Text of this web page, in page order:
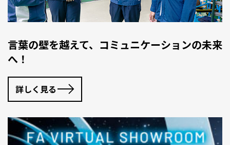
言葉の壁を越えて、コミュニケーションの未来
へ！
詳しく見る